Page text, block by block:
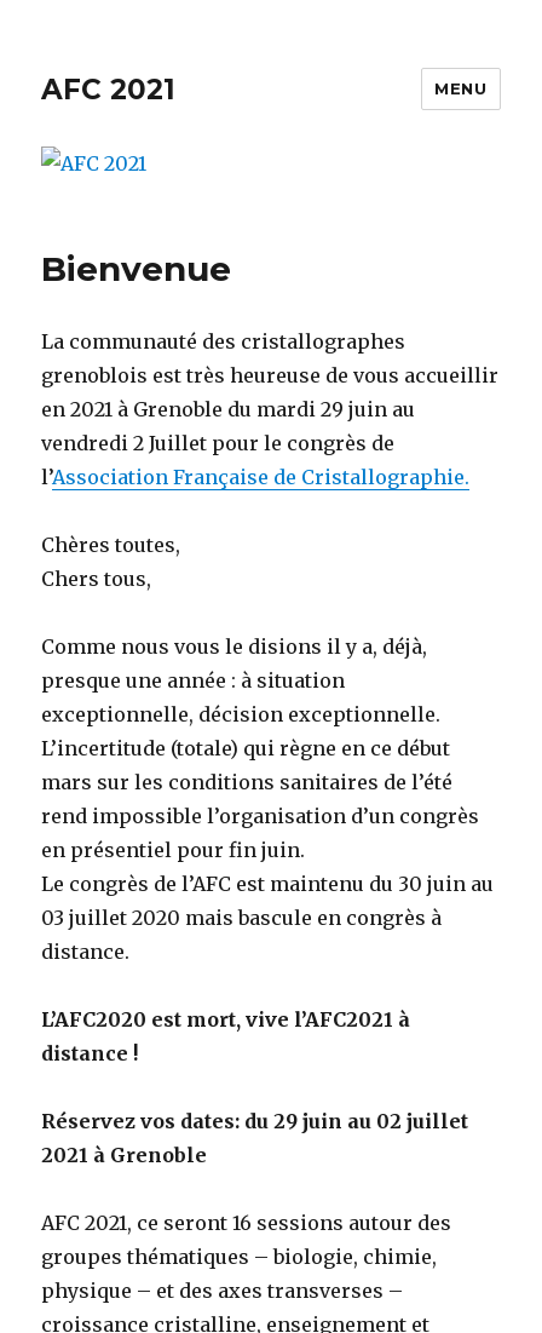
AFC 2021 MENU
Bienvenue
La communauté des cristallographes
grenoblois est très heureuse de vous accueillir
en 2021 à Grenoble du mardi 29 juin au
vendredi 2 Juillet pour le congrès de
l’Association Française de Cristallographie.
Chères toutes,
Chers tous,
Comme nous vous le disions il y a, déjà,
presque une année : à situation
exceptionnelle, décision exceptionnelle.
L’incertitude (totale) qui règne en ce début
mars sur les conditions sanitaires de l’été
rend impossible l’organisation d’un congrès
en présentiel pour fin juin.
Le congrès de l’AFC est maintenu du 30 juin au
03 juillet 2020 mais bascule en congrès à
distance.
L’AFC2020 est mort, vive l’AFC2021 à
distance !
Réservez vos dates: du 29 juin au 02 juillet
2021 à Grenoble
AFC 2021, ce seront 16 sessions autour des
groupes thématiques – biologie, chimie,
physique – et des axes transverses –
croissance cristalline, enseignement et